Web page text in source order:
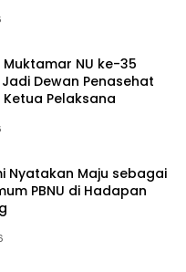
Muktamar NU ke-35
Dewan Penasehat
Pelaksana
Nyatakan Maju sebagai
PBNU di Hadapan